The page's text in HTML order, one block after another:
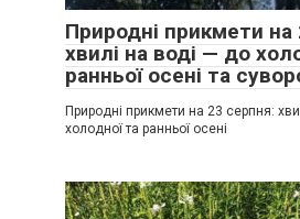
Природні прикмети на
хвилі на воді — до
ранньої осені та
Природні прикмети на 23 серпня:
холодної та ранньої осені